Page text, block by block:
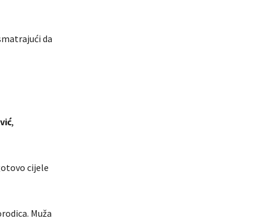
da
,
cijele
Muža